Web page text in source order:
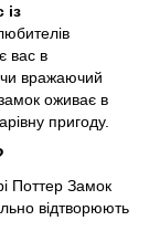
із
вас в
вражаючий
оживає в
пригоду.
Поттер Замок
відтворюють